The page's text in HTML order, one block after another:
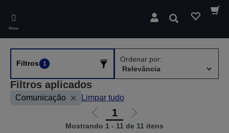
main
content
Menu
Pesquisar
Filtros 1
Ordenar por:
Filtros aplicados
Comunicação Limpar tudo
Ir
para
1
Ir
para
Mostrando 1 - 11 de 11 itens